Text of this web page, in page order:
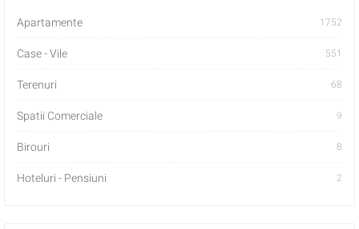
Apartamente 1752
Case - Vile 551
Terenuri 68
Spatii Comerciale 9
Birouri 8
Hoteluri - Pensiuni 2